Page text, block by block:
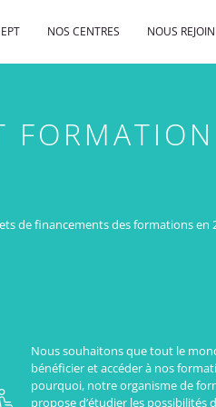
NOS CENTRES NOUS
de financements des formations en
Nous souhaitons que tout le
bénéficier et accéder à nos
pourquoi, notre organisme de
propose d’étudier les possibilités